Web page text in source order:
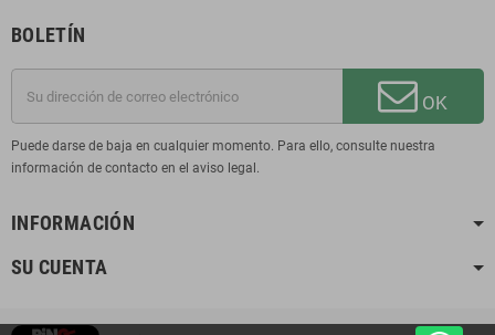
BOLETÍN
OK
Puede darse de baja en cualquier momento. Para ello, consulte nuestra
información de contacto en el aviso legal.
INFORMACIÓN
SU CUENTA